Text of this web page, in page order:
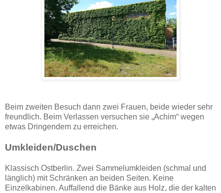
Beim zweiten Besuch dann zwei Frauen, beide wieder sehr
freundlich. Beim Verlassen versuchen sie „Achim“ wegen
etwas Dringendem zu erreichen.
Umkleiden/Duschen
Klassisch Ostberlin. Zwei Sammelumkleiden (schmal und
länglich) mit Schränken an beiden Seiten. Keine
Einzelkabinen. Auffallend die Bänke aus Holz, die der kalten